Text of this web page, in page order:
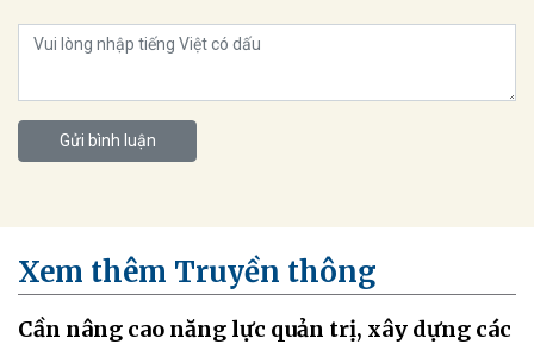
Gửi bình luận
Xem thêm Truyền thông
Cần nâng cao năng lực quản trị, xây dựng các